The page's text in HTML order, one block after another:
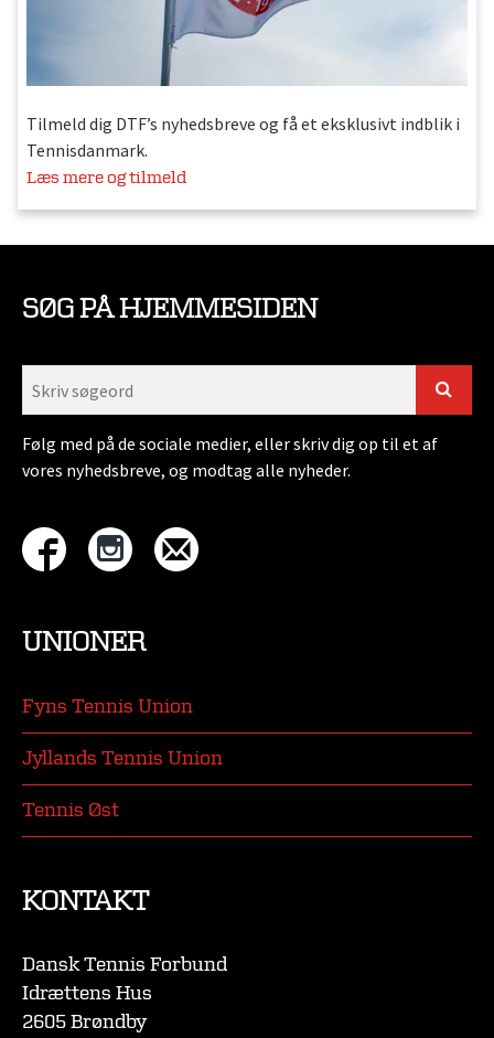
Tilmeld dig DTF’s nyhedsbreve og få et eksklusivt indblik i
Tennisdanmark.
Læs mere og tilmeld
SØG PÅ HJEMMESIDEN
Følg med på de sociale medier, eller skriv dig op til et af
vores nyhedsbreve, og modtag alle nyheder.
UNIONER
Fyns Tennis Union
Jyllands Tennis Union
Tennis Øst
KONTAKT
Dansk Tennis Forbund
Idrættens Hus
2605 Brøndby